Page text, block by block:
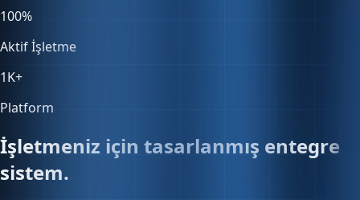
Aktif İşletme
1K+
Platform
İşletmeniz için tasarlanmış entegre
sistem.
Satıştan muhasebeye, stoktan entegrasyonlara — her